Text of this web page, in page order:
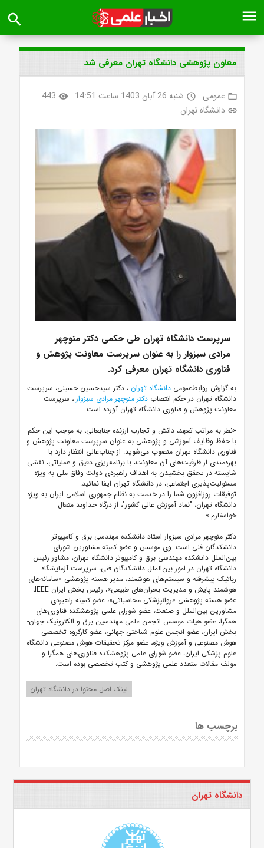
menu
search
معاون پژوهشی دانشگاه تهران معرفی شد
folder_open عمومی access_time شنبه 26 آبان 1403 ساعت 14:51 visibility
443
link دانشگاه تهران
سرپرست دانشگاه تهران طی حکمی دکتر منوچهر
مرادی سبزوار را به عنوان سرپرست معاونت پژوهش و
فناوری دانشگاه تهران معرفی کرد.
به گزارش روابط‌عمومی دانشگاه تهران ، دکتر سیدحسین حسینی، سرپرست
دانشگاه تهران در حکم انتصاب دکتر منوچهر مرادی سبزوار ، سرپرست
معاونت پژوهش و فناوری دانشگاه تهران آورده است:
«نظر به مراتب تعهد، دانش و تجارب ارزنده جنابعالی، به موجب این حکم
با حفظ وظایف آموزشی و پژوهشی به عنوان سرپرست معاونت پژوهش و
فناوری دانشگاه تهران منصوب می‌شوید. از جناب‌عالی انتظار دارد با
بهره‌مندی از ظرفیت‌های آن معاونت، با برنامه‌ریزی دقیق و عملیاتی، نقشی
شایسته در تحقق بخشیدن به اهداف راهبردی دولت وفاق ملی به ویژه
مسئولیت‌پذیری اجتماعی، در دانشگاه تهران ایفا نمائید.
توفیقات روزافزون شما را در خدمت به نظام جمهوری اسلامی ایران به ویژه
دانشگاه تهران، "نماد آموزش عالی کشور"، از درگاه خداوند متعال
خواستارم.»
دکتر منوچهر مرادی سبزوار استاد دانشکده مهندسی برق و کامپیوتر
دانشکدگان فنی است. وی موسس و عضو کمیته مشاورین شورای
بین‌الملل دانشکده مهندسی برق و کامپیوتر دانشگاه تهران، مشاور رئیس
دانشگاه تهران در امور بین‌الملل دانشکدگان فنی، سرپرست آزمایشگاه
رباتیک پیشرفته و سیستم‌های هوشمند، مدیر هسته پژوهشی «سامانه‌های
هوشمند پایش و مدیریت بحران‌های طبیعی»، رئیس بخش ایران IEEE،
عضو هسته پژوهشی «روانپزشکی محاسباتی»، عضو کمیته راهبردی
مشاورین بین‌الملل و صنعت، عضو شورای علمی پژوهشکده فناوری‌های
همگرا، عضو هیات موسس انجمن علمی مهندسین برق و الکترونیک جهان-
بخش ایران، عضو انجمن علوم شناختی جهانی، عضو کارگروه تخصصی
هوش مصنوعی و آموزش ویژه، عضو مرکز تحقیقات هوش مصنوعی دانشگاه
علوم پزشکی ایران، عضو شورای علمی پژوهشکده فناوری‌های همگرا و
مولف مقالات متعدد علمی-پژوهشی و کتب تخصصی بوده است.
لینک اصل محتوا در دانشگاه تهران
برچسب ها
دانشگاه تهران